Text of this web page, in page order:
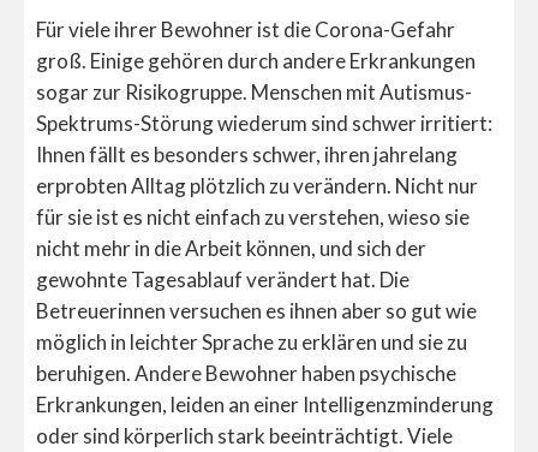
Für viele ihrer Bewohner ist die Corona-Gefahr
groß. Einige gehören durch andere Erkrankungen
sogar zur Risikogruppe. Menschen mit Autismus-
Spektrums-Störung wiederum sind schwer irritiert:
Ihnen fällt es besonders schwer, ihren jahrelang
erprobten Alltag plötzlich zu verändern. Nicht nur
für sie ist es nicht einfach zu verstehen, wieso sie
nicht mehr in die Arbeit können, und sich der
gewohnte Tagesablauf verändert hat. Die
Betreuerinnen versuchen es ihnen aber so gut wie
möglich in leichter Sprache zu erklären und sie zu
beruhigen. Andere Bewohner haben psychische
Erkrankungen, leiden an einer Intelligenzminderung
oder sind körperlich stark beeinträchtigt. Viele